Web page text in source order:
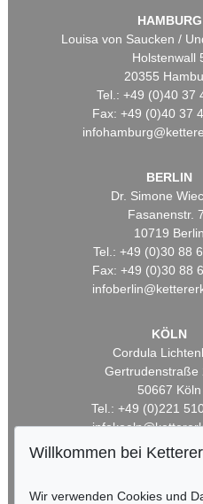
HAMBURG
Louisa von Saucken /
Holstenwall
20355
Tel.: +49 (0)40 37
Fax: +49 (0)40 37
BERLIN
Dr. Simone
Fasanenstr.
10719 Berlin
Tel.: +49 (0)30 88
Fax: +49 (0)30 88
KÖLN
Cordula
Gertrudenstraße
50667 Köln
Tel.: +49 (0)221
HESSEN
Willkommen bei
Wir verwenden Cookies und